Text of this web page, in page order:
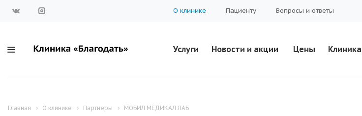
О клинике Пациенту Вопросы и ответы
Услуги Новости и акции Цены Клиника
Главная О клинике Партнеры МОБИЛ МЕДИКАЛ ЛАБ